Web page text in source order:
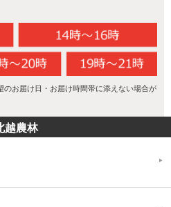
お届け日・お届け時間帯に添えない場合が
越農林